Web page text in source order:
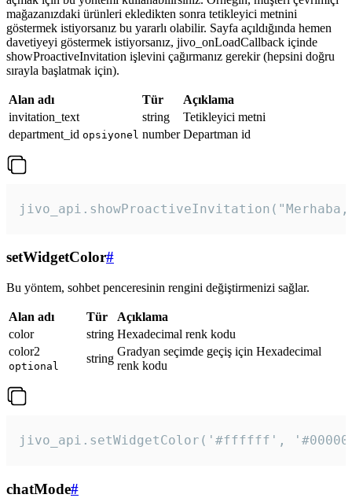
mağazanızdaki ürünleri ekledikten sonra tetikleyici metnini
göstermek istiyorsanız bu yararlı olabilir. Sayfa açıldığında hemen
davetiyeyi göstermek istiyorsanız, jivo_onLoadCallback içinde
showProactiveInvitation işlevini çağırmanız gerekir (hepsini doğru
sırayla başlatmak için).
Alan adı Tür
Açıklama
invitation_text
string
Tetikleyici metni
department_id opsiyonel number Departman id
setWidgetColor#
Bu yöntem, sohbet penceresinin rengini değiştirmenizi sağlar.
Alan adı Tür
Açıklama
color
string Hexadecimal renk kodu
color2
optional
string
Gradyan seçimde geçiş için Hexadecimal
renk kodu
jivo_api.setWidgetColor('#ffffff',
chatMode#